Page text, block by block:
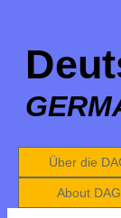
Über die
About DAG